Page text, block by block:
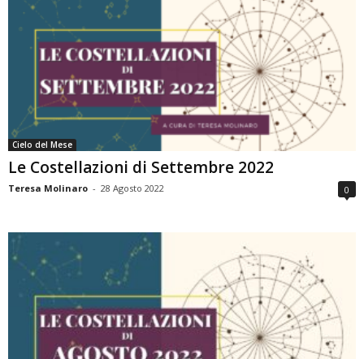
Cielo del Mese
Le Costellazioni di Settembre 2022
Teresa Molinaro - 28 Agosto 2022 0